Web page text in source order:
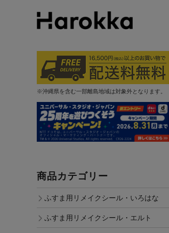
※沖縄県を含む一部離島地域は対象外となります。
商品カテゴリー
ふすま用リメイクシール・いろはな
ふすま用リメイクシール・エルト